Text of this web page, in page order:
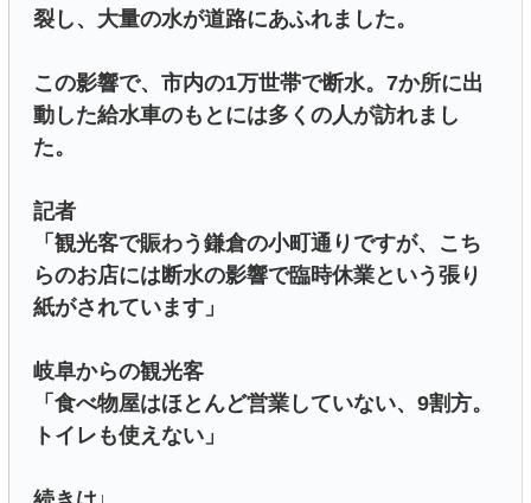
裂し、大量の水が道路にあふれました。
この影響で、市内の1万世帯で断水。7か所に出
動した給水車のもとには多くの人が訪れまし
た。
記者
「観光客で賑わう鎌倉の小町通りですが、こち
らのお店には断水の影響で臨時休業という張り
紙がされています」
岐阜からの観光客
「食べ物屋はほとんど営業していない、9割方。
トイレも使えない」